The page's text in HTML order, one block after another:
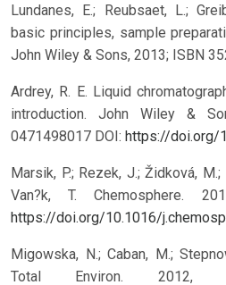
Lundanes, E.; Reubsaet, L.;
basic principles, sample
John Wiley & Sons, 2013; ISBN
Ardrey, R. E. Liquid
introduction. John Wiley &
0471498017 DOI: https://doi.org/
Marsik, P.; Rezek, J.; Židková, M.;
Van?k, T. Chemosphere.
https://doi.org/10.1016/
Migowska, N.; Caban, M.;
Total Environ. 2012,